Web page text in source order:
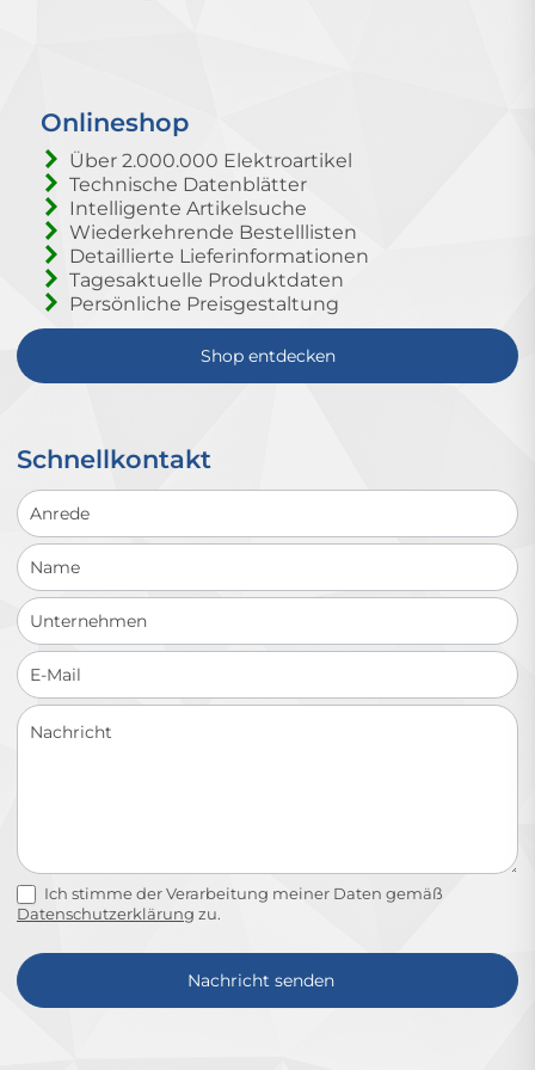
Onlineshop
Über 2.000.000 Elektroartikel
Technische Datenblätter
Intelligente Artikelsuche
Wiederkehrende Bestelllisten
Detaillierte Lieferinformationen
Tagesaktuelle Produktdaten
Persönliche Preisgestaltung
Shop entdecken
Schnellkontakt
Schnellkontakt
Ich stimme der Verarbeitung meiner Daten gemäß
Datenschutzerklärung zu.
Nachricht senden